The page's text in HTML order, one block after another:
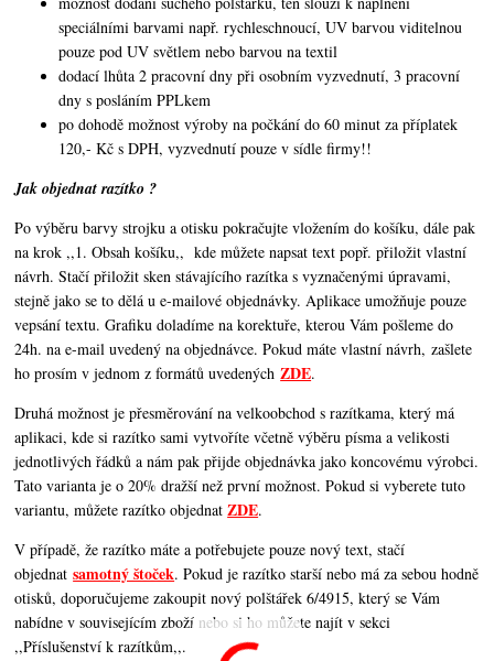
speciálními barvami např. rychleschnoucí, UV barvou viditelnou
pouze pod UV světlem nebo barvou na textil
dodací lhůta 2 pracovní dny při osobním vyzvednutí, 3 pracovní
dny s posláním PPLkem
po dohodě možnost výroby na počkání do 60 minut za příplatek
120,- Kč s DPH, vyzvednutí pouze v sídle firmy!!
Jak objednat razítko ?
Po výběru barvy strojku a otisku pokračujte vložením do košíku, dále pak
na krok ,,1. Obsah košíku,, kde můžete napsat text popř. přiložit vlastní
návrh. Stačí přiložit sken stávajícího razítka s vyznačenými úpravami,
stejně jako se to dělá u e-mailové objednávky. Aplikace umožňuje pouze
vepsání textu. Grafiku doladíme na korektuře, kterou Vám pošleme do
24h. na e-mail uvedený na objednávce. Pokud máte vlastní návrh, zašlete
ho prosím v jednom z formátů uvedenýchZDE.
Druhá možnost je přesměrování na velkoobchod s razítkama, který má
aplikaci, kde si razítko sami vytvoříte včetně výběru písma a velikosti
jednotlivých řádků a nám pak přijde objednávka jako koncovému výrobci.
Tato varianta je o 20% dražší než první možnost. Pokud si vyberete tuto
variantu, můžete razítko objednatZDE.
V případě, že razítko máte a potřebujete pouze nový text, stačí
objednatsamotný štoček. Pokud je razítko starší nebo má za sebou hodně
otisků, doporučujeme zakoupit nový polštářek 6/4915, který se Vám
nabídne v souvisejícím zboží nebo si ho můžete najít v sekci
,,Příslušenství k razítkům,,.